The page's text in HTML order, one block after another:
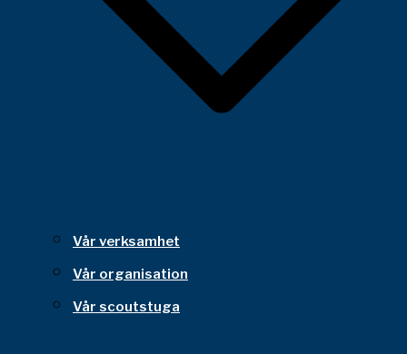
Vår verksamhet
Vår organisation
Vår scoutstuga